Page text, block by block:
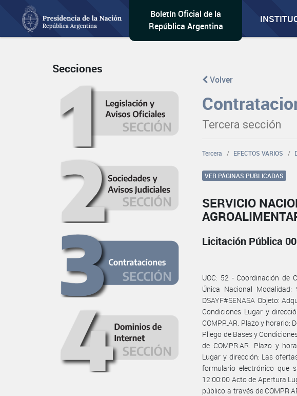
Boletín Oficial de la
República Argentina
Secciones
Volver
Tercera sección
Tercera EFECTOS VARIOS
VER PÁGINAS PUBLICADAS
SERVICIO
Licitación Pública
UOC: 52 - Coordinación de
Única Nacional Modalidad:
DSAYF#SENASA Objeto:
Condiciones Lugar y
COMPR.AR. Plazo y
Pliego de Bases y
de COMPR.AR. Plazo y
Lugar y dirección: Las
formulario electrónico que
12:00:00 Acto de Apertura
público a través de